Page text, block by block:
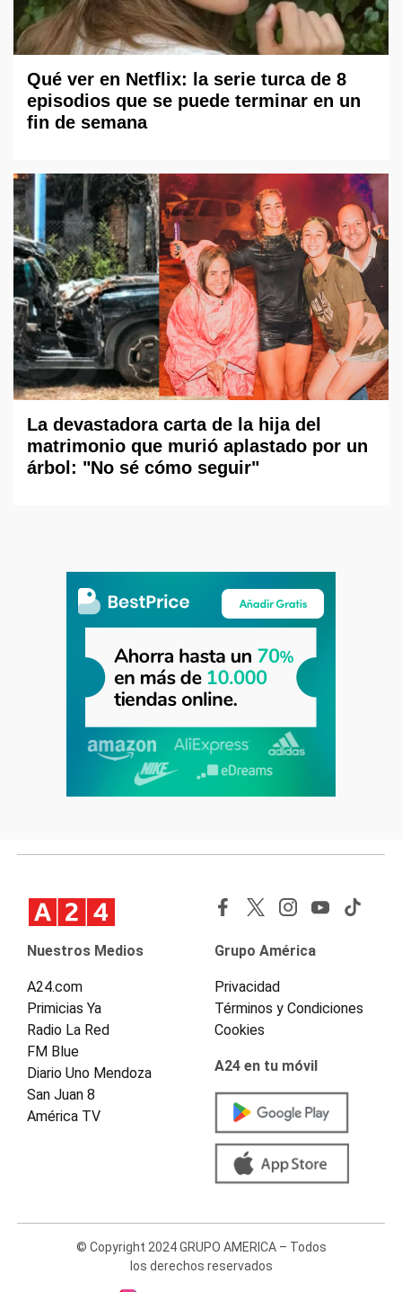
Qué ver en Netflix: la serie turca de 8
episodios que se puede terminar en un
fin de semana
La devastadora carta de la hija del
matrimonio que murió aplastado por un
árbol: "No sé cómo seguir"
Nuestros Medios
A24.com
Primicias Ya
Radio La Red
FM Blue
Diario Uno Mendoza
San Juan 8
América TV
Grupo América
Privacidad
Términos y Condiciones
Cookies
A24 en tu móvil
© Copyright 2024 GRUPO AMERICA – Todos
los derechos reservados